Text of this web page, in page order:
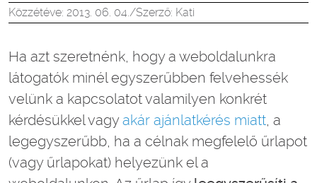
Közzétéve: 2013. 06. 04./Szerző: Kati
Ha azt szeretnénk, hogy a weboldalunkra
látogatók minél egyszerűbben felvehessék
velünk a kapcsolatot valamilyen konkrét
kérdésükkel vagyakár ajánlatkérés miatt, a
legegyszerűbb, ha a célnak megfelelő űrlapot
(vagy űrlapokat) helyezünk el a